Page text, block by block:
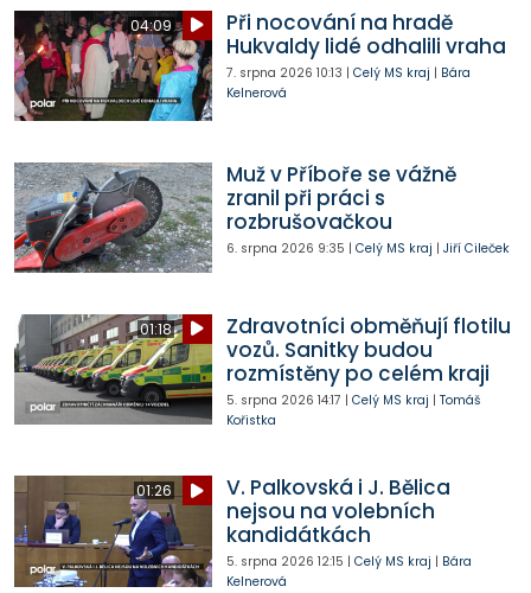
04:09
Při nocování na hradě
Hukvaldy lidé odhalili vraha
7. srpna 2026 10:13 | Celý MS kraj | Bára
Kelnerová
Muž v Příboře se vážně
zranil při práci s
rozbrušovačkou
6. srpna 2026 9:35 | Celý MS kraj | Jiří Cileček
01:18
Zdravotníci obměňují flotilu
vozů. Sanitky budou
rozmístěny po celém kraji
5. srpna 2026 14:17 | Celý MS kraj | Tomáš
Kořistka
01:26
V. Palkovská i J. Bělica
nejsou na volebních
kandidátkách
5. srpna 2026 12:15 | Celý MS kraj | Bára
Kelnerová